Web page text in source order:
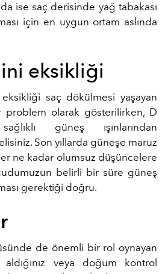
ise saç derisinde yağ tabakası
için en uygun ortam aslında
eksikliği
saç dökülmesi yaşayan
problem olarak gösterilirken, D
güneş ışınlarından
Son yıllarda güneşe maruz
ne kadar olumsuz düşüncelere
belirli bir süre güneş
gerektiği doğru.
de önemli bir rol oynayan
veya doğum kontrol